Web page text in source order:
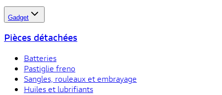
Gadget
Pièces détachées
Batteries
Pastiglie freno
Sangles, rouleaux et embrayage
Huiles et lubrifiants